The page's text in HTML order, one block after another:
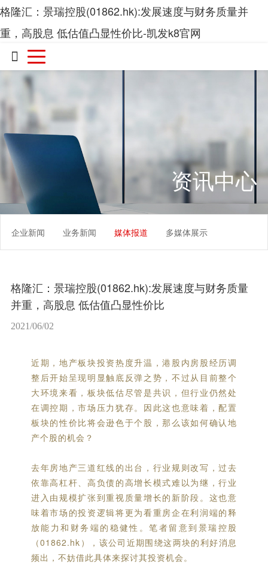
格隆汇：景瑞控股(01862.hk):发展速度与财务质量并
重，高股息 低估值凸显性价比-凯发k8官网

资讯中心
企业新闻 业务新闻 媒体报道 多媒体展示
格隆汇：景瑞控股(01862.hk):发展速度与财务质量
并重，高股息 低估值凸显性价比
2021/06/02
近期，地产板块投资热度升温，港股内房股经历调
整后开始呈现明显触底反弹之势，不过从目前整个
大环境来看，板块低估尽管是共识，但行业仍然处
在调控期，市场压力犹存。因此这也意味着，配置
板块的性价比将会逊色于个股，那么该如何确认地
产个股的机会？
去年房地产三道红线的出台，行业规则改写，过去
依靠高杠杆、高负债的高增长模式难以为继，行业
进入由规模扩张到重视质量增长的新阶段。这也意
味着市场的投资逻辑将更为看重房企在利润端的释
放能力和财务端的稳健性。笔者留意到景瑞控股
（01862.hk），该公司近期围绕这两块的利好消息
频出，不妨借此具体来探讨其投资机会。